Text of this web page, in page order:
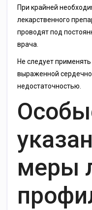
При крайней
лекарственного
проводят под
врача.
Не следует
выраженной
недостаточностью.
меры